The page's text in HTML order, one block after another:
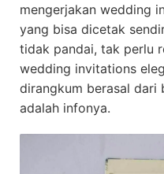
mengerjakan wedding
yang bisa dicetak
tidak pandai, tak perlu
wedding invitations
dirangkum berasal dari
adalah infonya.